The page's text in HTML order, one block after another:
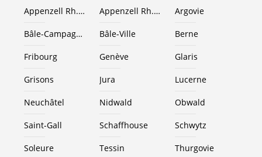
Appenzell Rh.-Ext. Appenzell Rh.-I. Argovie
Bâle-Campagne Bâle-Ville Berne
Fribourg Genève Glaris
Grisons Jura Lucerne
Neuchâtel Nidwald Obwald
Saint-Gall Schaffhouse Schwytz
Soleure Tessin Thurgovie